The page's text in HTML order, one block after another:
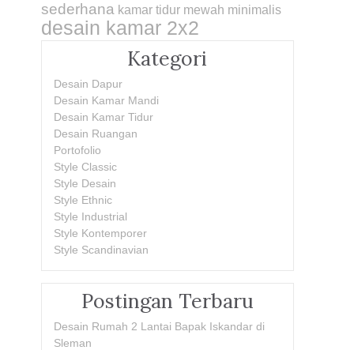
sederhana kamar tidur mewah minimalis
desain kamar 2x2
Kategori
Desain Dapur
Desain Kamar Mandi
Desain Kamar Tidur
Desain Ruangan
Portofolio
Style Classic
Style Desain
Style Ethnic
Style Industrial
Style Kontemporer
Style Scandinavian
Postingan Terbaru
Desain Rumah 2 Lantai Bapak Iskandar di
Sleman